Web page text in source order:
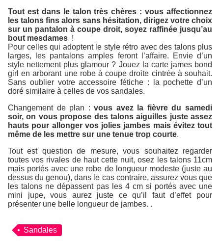
Tout est dans le talon très chères : vous affectionnez
les talons fins alors sans hésitation, dirigez votre choix
sur un pantalon à coupe droit, soyez raffinée jusqu’au
bout mesdames !
Pour celles qui adoptent le style rétro avec des talons plus
larges, les pantalons amples feront l’affaire. Envie d’un
style nettement plus glamour ? Jouez la carte james bond
girl en arborant une robe à coupe droite cintrée à souhait.
Sans oublier votre accessoire fétiche : la pochette d’un
doré similaire à celles de vos sandales.
Changement de plan :vous avez la fièvre du samedi
soir, on vous propose des talons aiguilles juste assez
hauts pour allonger vos jolies jambes mais évitez tout
même de les mettre sur une tenue trop courte.
Tout est question de mesure, vous souhaitez regarder
toutes vos rivales de haut cette nuit, osez les talons 11cm
mais portés avec une robe de longueur modeste (juste au
dessus du genou), dans le cas contraire, assurez vous que
les talons ne dépassent pas les 4 cm si portés avec une
mini jupe, vous aurez juste ce qu’il faut d’effet pour
présenter une belle longueur de jambes. .
Sandales